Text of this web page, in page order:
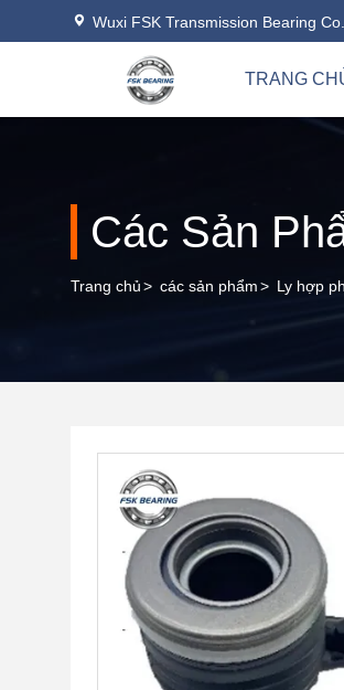
Wuxi FSK Transmission Bearing
TRANG
Các Sản
Trang chủ> các sản phẩm> Ly hợp